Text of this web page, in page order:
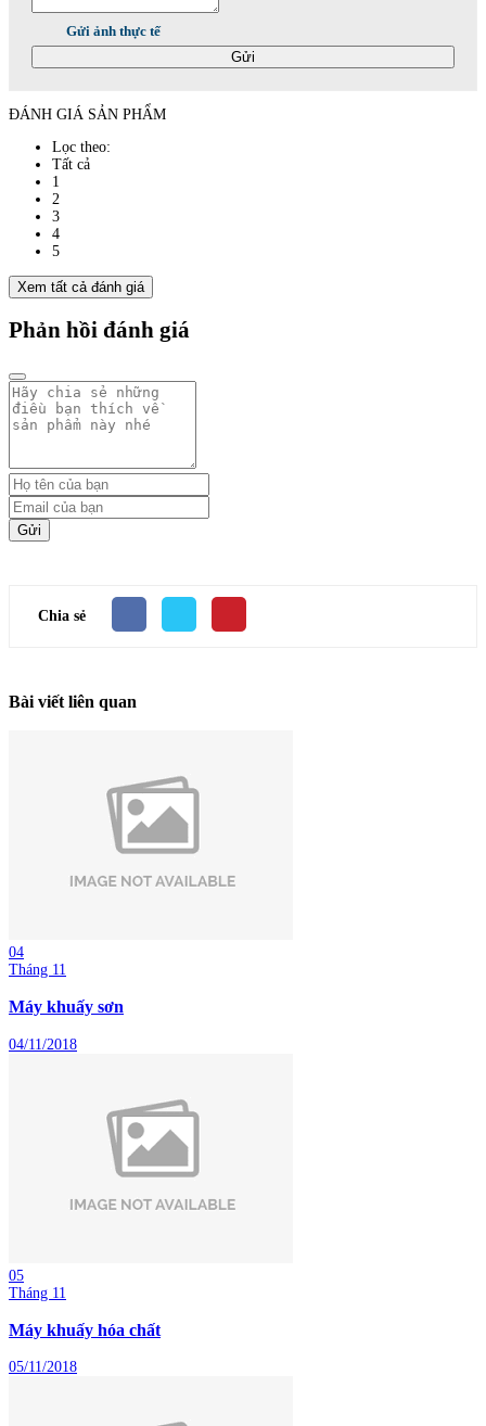
Gửi ảnh thực tế
Gửi
ĐÁNH GIÁ SẢN PHẨM
Lọc theo:
Tất cả
1
2
3
4
5
Xem tất cả đánh giá
Phản hồi đánh giá
Gửi
Chia sẻ
Bài viết liên quan
04
Tháng 11
Máy khuấy sơn
04/11/2018
05
Tháng 11
Máy khuấy hóa chất
05/11/2018